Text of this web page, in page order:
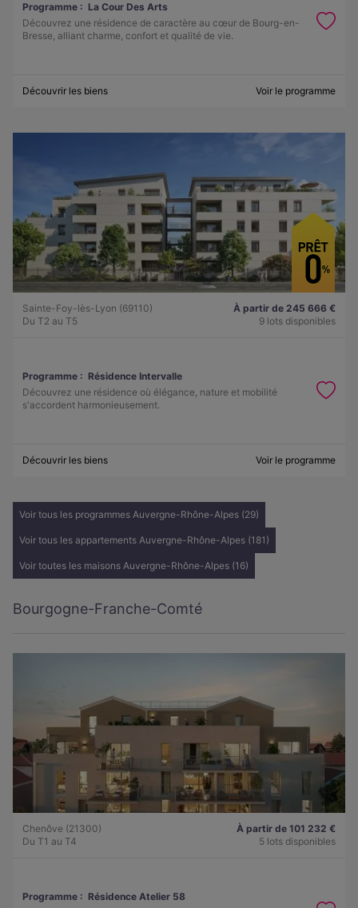
Programme : La Cour Des Arts
Découvrez une résidence de caractère au cœur de Bourg-en-
Bresse, alliant charme, confort et qualité de vie.
Découvrir les biens Voir le programme
Sainte-Foy-lès-Lyon (69110)
Du T2 au T5
À partir de 245 666 €
9 lots disponibles
Programme : Résidence Intervalle
Découvrez une résidence où élégance, nature et mobilité
s'accordent harmonieusement.
Découvrir les biens Voir le programme
Voir tous les programmes Auvergne-Rhône-Alpes (29)
Voir tous les appartements Auvergne-Rhône-Alpes (181)
Voir toutes les maisons Auvergne-Rhône-Alpes (16)
Bourgogne-Franche-Comté
Chenôve (21300)
Du T1 au T4
À partir de 101 232 €
5 lots disponibles
Programme : Résidence Atelier 58